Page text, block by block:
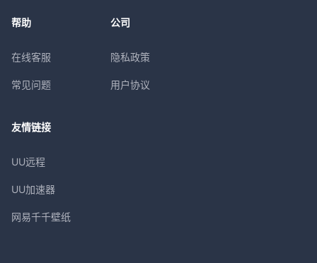
帮助
在线客服
常见问题
公司
隐私政策
用户协议
友情链接
UU远程
UU加速器
网易千千壁纸